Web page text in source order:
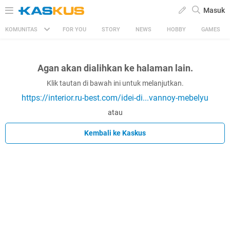
Masuk
KOMUNITAS FOR YOU STORY NEWS HOBBY GAMES
Agan akan dialihkan ke halaman lain.
Klik tautan di bawah ini untuk melanjutkan.
https://interior.ru-best.com/idei-di...vannoy-mebelyu
atau
Kembali ke Kaskus